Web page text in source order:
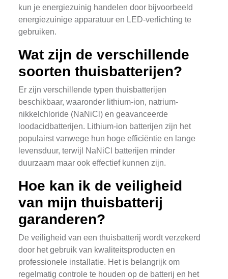
kun je energiezuinig handelen door bijvoorbeeld
energiezuinige apparatuur en LED-verlichting te
gebruiken.
Wat zijn de verschillende
soorten thuisbatterijen?
Er zijn verschillende typen thuisbatterijen
beschikbaar, waaronder lithium-ion, natrium-
nikkelchloride (NaNiCl) en geavanceerde
loodacidbatterijen. Lithium-ion batterijen zijn het
populairst vanwege hun hoge efficiëntie en lange
levensduur, terwijl NaNiCl batterijen minder
duurzaam maar ook effectief kunnen zijn.
Hoe kan ik de veiligheid
van mijn thuisbatterij
garanderen?
De veiligheid van een thuisbatterij wordt verzekerd
door het gebruik van kwaliteitsproducten en
professionele installatie. Het is belangrijk om
regelmatig controle te houden op de batterij en het